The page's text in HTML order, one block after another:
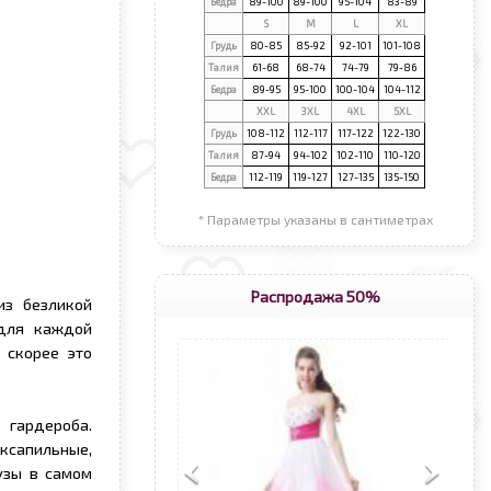
безликой
каждой
это
в самом
S
М L
XL
Грудь
80-85 85-92 92-101
101-108
Талия
61-68 68-74 74-79
79-86
Бедра
89-95 95-100 100-104
104-112
XXL
3XL 4XL
5XL
Грудь
108-112 112-117 117-122
122-130
Талия
87-94 94-102 102-110
110-120
Бедра
112-119 119-127 127-135 135-150
* Параметры указаны в сантиметрах
Распродажа 50%